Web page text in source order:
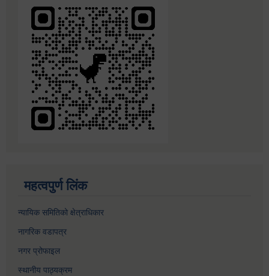
महत्वपुर्ण लिंक
न्यायिक समितिको क्षेत्राधिकार
नागरिक वडापत्र
नगर प्रोफाइल
स्थानीय पाठ्यक्रम